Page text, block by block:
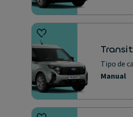
Tipo de
Manual